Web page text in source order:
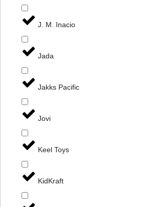
J. M. Inacio
Jada
Jakks Pacific
Jovi
Keel Toys
KidKraft